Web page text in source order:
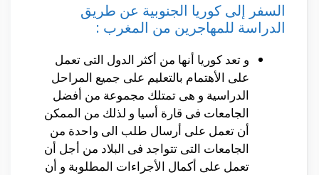
السفر إلى كوريا الجنوبية عن طريق
الدراسة للمهاجرين من المغرب :
و تعد كوريا أنها من أكثر الدول التى تعمل
على الأهتمام بالتعليم على جميع المراحل
الدراسية و هى تمتلك مجموعة من أفضل
الجامعات فى قارة أسيا و لذلك من الممكن
أن تعمل على أرسال طلب الى واحدة من
الجامعات التى تتواجد فى البلاد من أجل أن
تعمل على أكمال الأجراءات المطلوبة و أن